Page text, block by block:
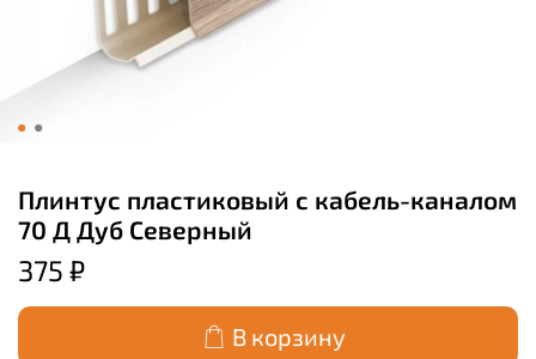
Плинтус пластиковый с кабель-каналом
70 Д Дуб Северный
375 ₽
В корзину